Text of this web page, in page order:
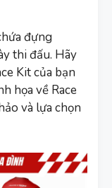
đựng
thi đấu. Hãy
Kit của bạn
họa về Race
và lựa chọn